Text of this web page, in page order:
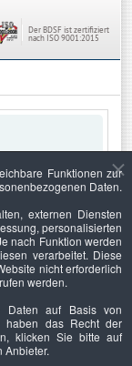
Der BDSF ist zertifiziert
nach ISO 9001:2015
Funktionen zur
Daten.
externen Diensten
personalisierten
nach Funktion werden
verarbeitet. Diese
nicht erforderlich
werden.
Daten auf Basis von
haben das Recht der
klicken Sie bitte auf
Anbieter.